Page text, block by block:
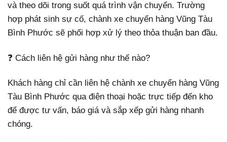
và theo dõi trong suốt quá trình vận chuyển. Trường
hợp phát sinh sự cố, chành xe chuyển hàng Vũng Tàu
Bình Phước sẽ phối hợp xử lý theo thỏa thuận ban đầu.
❓ Cách liên hệ gửi hàng như thế nào?
Khách hàng chỉ cần liên hệ chành xe chuyển hàng Vũng
Tàu Bình Phước qua điện thoại hoặc trực tiếp đến kho
để được tư vấn, báo giá và sắp xếp gửi hàng nhanh
chóng.